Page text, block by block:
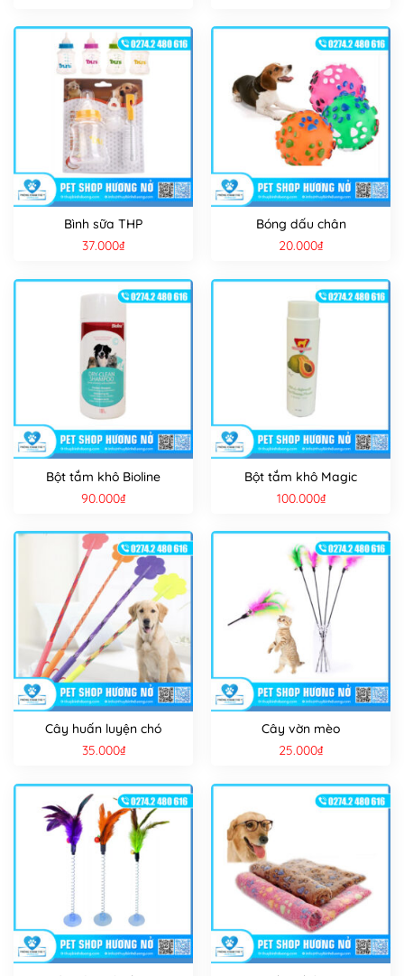
Bình sữa THP
37.000₫
Bóng dấu chân
20.000₫
Bột tắm khô Bioline
90.000₫
Bột tắm khô Magic
100.000₫
Cây huấn luyện chó
35.000₫
Cây vờn mèo
25.000₫